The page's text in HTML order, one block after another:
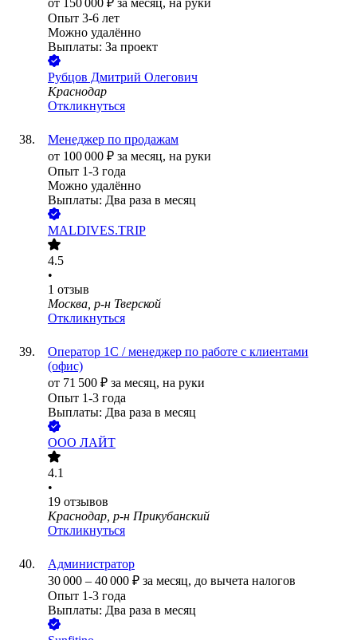
от 150 000 ₽ за месяц, на руки
Опыт 3-6 лет
Можно удалённо
Выплаты: За проект
Рубцов Дмитрий Олегович
Краснодар
Откликнуться
Менеджер по продажам
от 100 000 ₽ за месяц, на руки
Опыт 1-3 года
Можно удалённо
Выплаты: Два раза в месяц
MALDIVES.TRIP
4.5
•
1 отзыв
Москва, р-н Тверской
Откликнуться
Оператор 1С / менеджер по работе с клиентами
(офис)
от 71 500 ₽ за месяц, на руки
Опыт 1-3 года
Выплаты: Два раза в месяц
ООО ЛАЙТ
4.1
•
19 отзывов
Краснодар, р-н Прикубанский
Откликнуться
Администратор
30 000 – 40 000 ₽ за месяц, до вычета налогов
Опыт 1-3 года
Выплаты: Два раза в месяц